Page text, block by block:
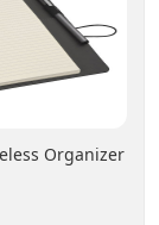
Organizer